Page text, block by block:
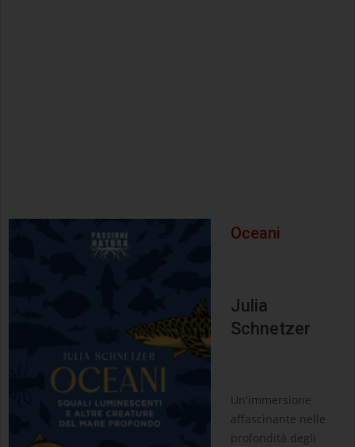
Oceani
Julia
Schnetzer
Un'immersione
affascinante nelle
profondità degli